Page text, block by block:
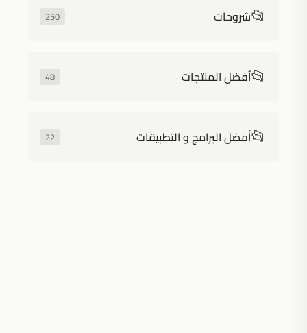
📂شروحات 250
📂أفضل المنتجات 48
📂أفضل البرامج و التطبيقات 22